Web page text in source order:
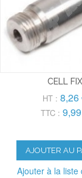
CELL FIX
HT : 8,26
TTC :
AJOUTER AU
Ajouter à la liste